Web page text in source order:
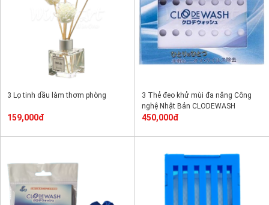
3 Lọ tinh dầu làm thơm phòng
159,000đ
3 Thẻ đeo khử mùi đa năng Công
nghệ Nhật Bản CLODEWASH
450,000đ